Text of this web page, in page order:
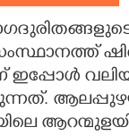
ഇപ്പോൾ